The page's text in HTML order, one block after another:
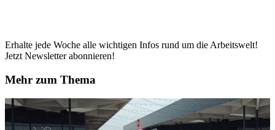
Erhalte jede Woche alle wichtigen Infos rund um die Arbeitswelt!
Jetzt Newsletter abonnieren!
Mehr zum Thema